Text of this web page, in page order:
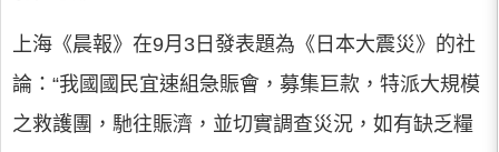
上海《晨報》在9月3日發表題為《日本大震災》的社
論：“我國國民宜速組急賑會，募集巨款，特派大規模
之救護團，馳往賑濟，並切實調查災況，如有缺乏糧